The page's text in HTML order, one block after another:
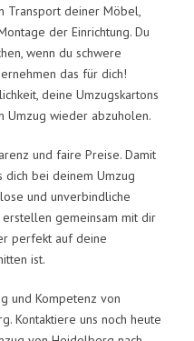
Transport deiner Möbel,
der Einrichtung. Du
wenn du schwere
das für dich!
deine Umzugskartons
Umzug wieder abzuholen.
und faire Preise. Damit
dich bei deinem Umzug
und unverbindliche
gemeinsam mit dir
perfekt auf deine
ist.
und Kompetenz von
Kontaktiere uns noch heute